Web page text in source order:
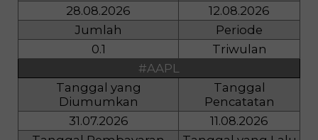
28.08.2026
12.08.2026
Jumlah
Periode
0.1
Triwulan
#AAPL
Tanggal yang
Diumumkan
Tanggal
Pencatatan
31.07.2026
11.08.2026